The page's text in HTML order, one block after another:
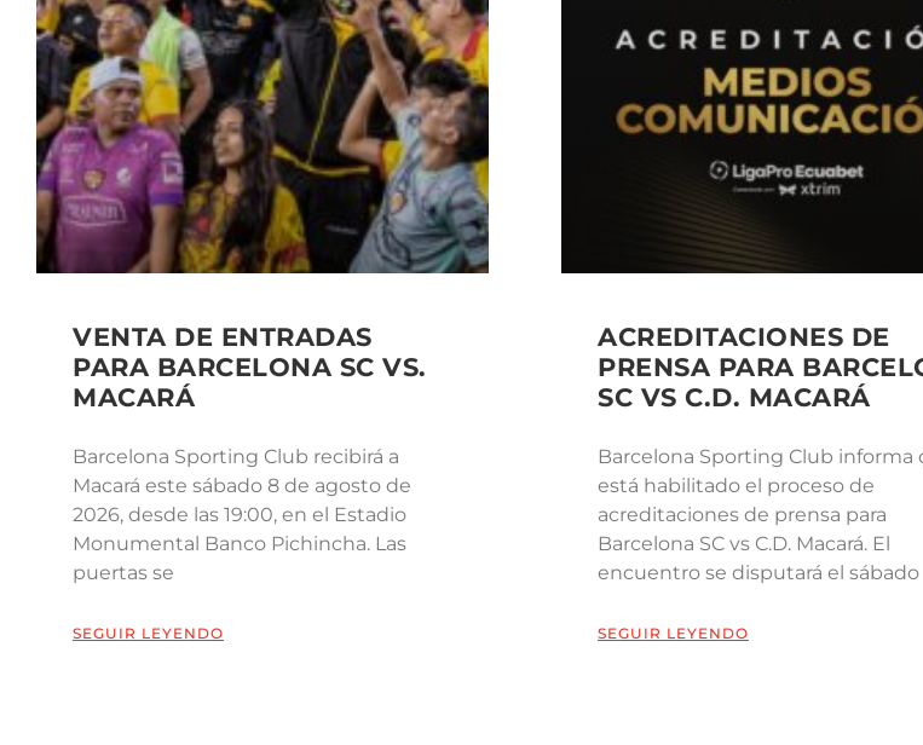
VENTA DE ENTRADAS
PARA BARCELONA SC VS.
MACARÁ
Barcelona Sporting Club recibirá a
Macará este sábado 8 de agosto de
2026, desde las 19:00, en el Estadio
Monumental Banco Pichincha. Las
puertas se
SEGUIR LEYENDO
ACREDITACIONES DE
PRENSA PARA
SC VS C.D. MACARÁ
Barcelona Sporting Club informa
está habilitado el proceso de
acreditaciones de prensa para
Barcelona SC vs C.D. Macará. El
encuentro se disputará el sábado
SEGUIR LEYENDO